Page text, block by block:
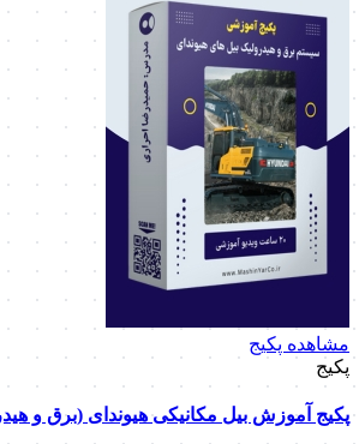
مشاهده پکیج
پکیج
پکیج آموزش بیل مکانیکی هیوندای (برق و